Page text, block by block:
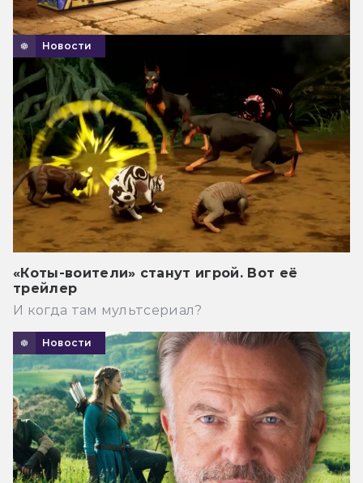
Новости
«Коты-воители» станут игрой. Вот её
трейлер
И когда там мультсериал?
Новости